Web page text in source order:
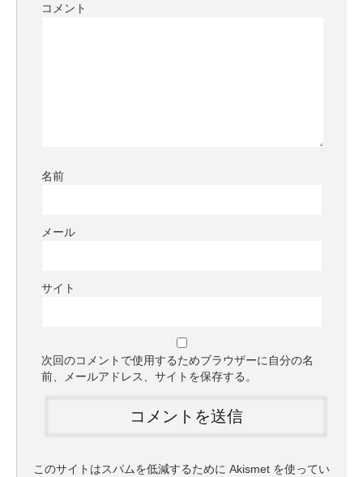
コメント
名前
メール
サイト
次回のコメントで使用するためブラウザーに自分の名
前、メールアドレス、サイトを保存する。
このサイトはスパムを低減するために Akismet を使ってい